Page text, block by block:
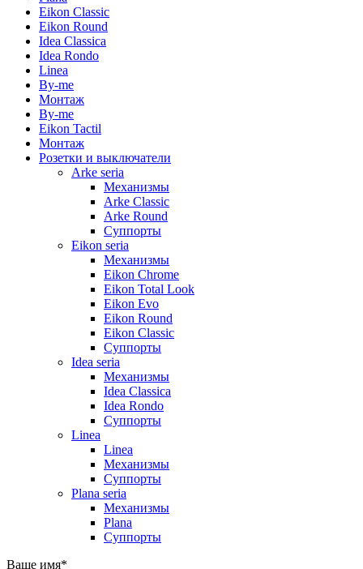
Eikon Classic
Eikon Round
Idea Classica
Idea Rondo
Linea
By-me
Монтаж
By-me
Eikon Tactil
Монтаж
Розетки и выключатели
Arke seria
Механизмы
Arke Classic
Arke Round
Суппорты
Eikon seria
Механизмы
Eikon Chrome
Eikon Total Look
Eikon Evo
Eikon Round
Eikon Classic
Суппорты
Idea seria
Механизмы
Idea Classica
Idea Rondo
Суппорты
Linea
Linea
Механизмы
Суппорты
Plana seria
Механизмы
Plana
Суппорты
Ваше имя*